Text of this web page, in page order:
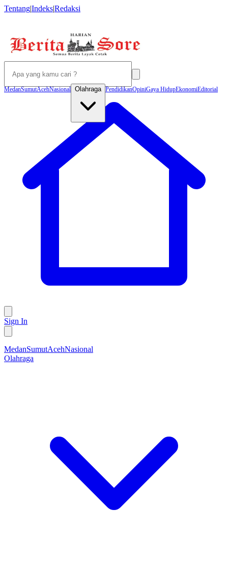
Tentang|Indeks|Redaksi
MedanSumutAcehNasional Olahraga PendidikanOpiniGaya HidupEkonomiEditorial
Sign In
MedanSumutAcehNasional
Olahraga